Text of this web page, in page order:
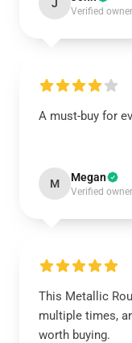
J
Verified owner
A must-buy for
M Megan
Verified owner
This Metallic
multiple times,
worth buying.